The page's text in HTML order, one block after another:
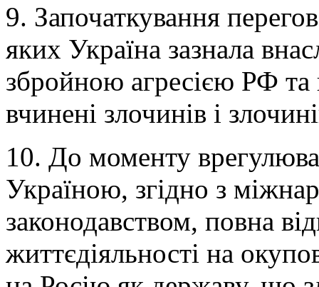
9. Започаткування
яких Україна зазнала
збройною агресією РФ
вчинені злочинів і
10. До моменту
Україною, згідно з
законодавством, повна
життєдіяльності на